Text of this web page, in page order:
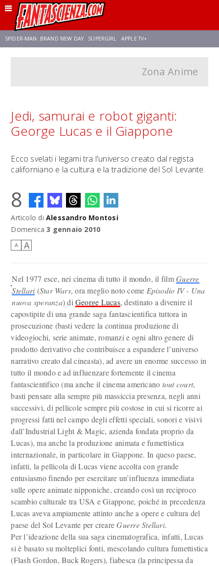
SPIDER-MAN: BRAND NEW DAY SUPERGIRL APPLE TV+
AVENGERS: DOOMSDAY STAR TREK
Zona Anime
Jedi, samurai e robot giganti:
George Lucas e il Giappone
Ecco svelati i legami tra l'universo creato dal regista
californiano e la cultura e la tradizione del Sol Levante.
8
Articolo di Alessandro Montosi
Domenica 3 gennaio 2010
A A
Nel 1977 esce, nei cinema di tutto il mondo, il film Guerre
Stellari(Star Wars, ora meglio noto come Episodio IV - Una
nuova speranza) di George Lucas, destinato a divenire il
capostipite di una grande saga fantascientifica tuttora in
prosecuzione (basti vedere la continua produzione di
videogiochi, serie animate, romanzi e ogni altro genere di
prodotto derivativo che contribuisce a espandere l’universo
narrativo creato dal cineasta), ad avere un enorme successo in
tutto il mondo e ad influenzare fortemente il cinema
fantascientifico (ma anche il cinema americano tout court,
basti pensare alla sempre più massiccia presenza, negli anni
successivi, di pellicole sempre più costose in cui si ricorre ai
progressi fatti nel campo degli effetti speciali, sonori e visivi
dall’Industrial Light & Magic, azienda fondata proprio da
Lucas), ma anche la produzione animata e fumettistica
internazionale, in particolare in Giappone. In queso paese,
infatti, la pellicola di Lucas viene accolta con grande
entusiasmo finendo per esercitare un’influenza immediata
sulle opere animate nipponiche, creando così un reciproco
scambio culturale tra USA e Giappone, poiché in precedenza
Lucas aveva ampiamente attinto anche a opere e cultura del
paese del Sol Levante per creare Guerre Stellari.
Per l’ideazione della sua saga cinematografica, infatti, Lucas
si è basato su molteplici fonti, mescolando cultura fumettistica
(Flash Gordon, Buck Rogers), fiabesca (la principessa da